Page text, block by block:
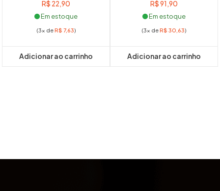
R$ 22,90
Em estoque
(3x deR$ 7,63)
Adicionar ao carrinho
R$91,90
Em estoque
(3x deR$ 30,63)
Adicionar ao carrinho